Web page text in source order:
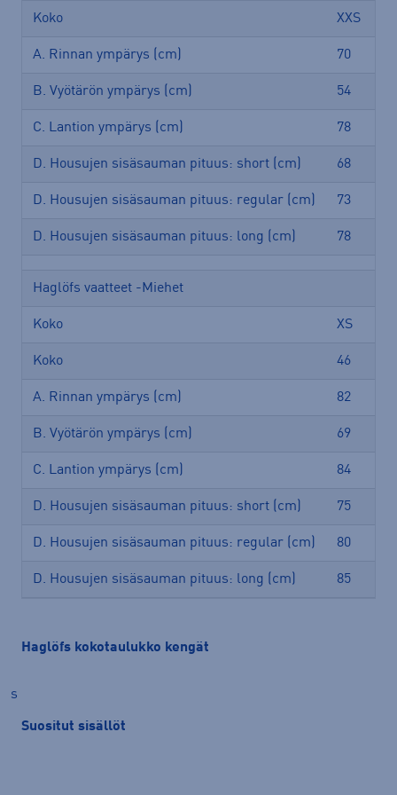
Koko XXS
A. Rinnan ympärys (cm) 70
B. Vyötärön ympärys (cm) 54
C. Lantion ympärys (cm) 78
D. Housujen sisäsauman pituus: short (cm) 68
D. Housujen sisäsauman pituus: regular (cm) 73
D. Housujen sisäsauman pituus: long (cm) 78
Haglöfs vaatteet -Miehet
Koko XS
Koko 46
A. Rinnan ympärys (cm) 82
B. Vyötärön ympärys (cm) 69
C. Lantion ympärys (cm) 84
D. Housujen sisäsauman pituus: short (cm) 75
D. Housujen sisäsauman pituus: regular (cm) 80
D. Housujen sisäsauman pituus: long (cm) 85
Haglöfs kokotaulukko kengät
s
Suositut sisällöt